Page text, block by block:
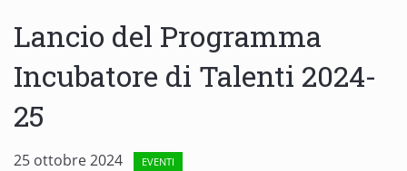
Lancio del Programma
Incubatore di Talenti 2024-
25
25 ottobre 2024 EVENTI